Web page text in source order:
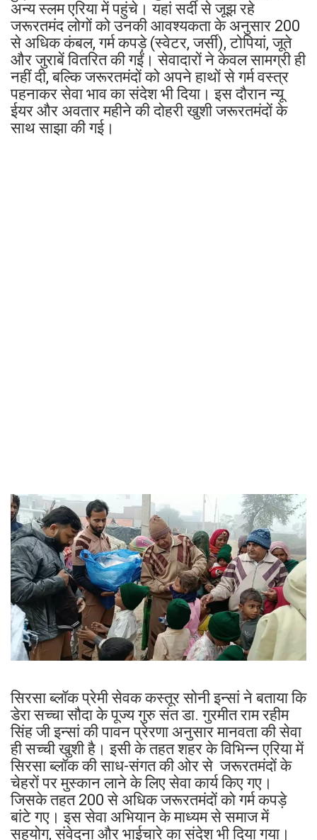
अन्य स्लम एरिया में पहुंचे। यहां सर्दी से जूझ रहे
जरूरतमंद लोगों को उनकी आवश्यकता के अनुसार 200
से अधिक कंबल, गर्म कपड़े (स्वेटर, जर्सी), टोपियां, जूते
और जुराबें वितरित की गईं। सेवादारों ने केवल सामग्री ही
नहीं दी, बल्कि जरूरतमंदों को अपने हाथों से गर्म वस्त्र
पहनाकर सेवा भाव का संदेश भी दिया। इस दौरान न्यू
ईयर और अवतार महीने की दोहरी खुशी जरूरतमंदों के
साथ साझा की गई।
सिरसा ब्लॉक प्रेमी सेवक कस्तूर सोनी इन्सां ने बताया कि
डेरा सच्चा सौदा के पूज्य गुरु संत डा. गुरमीत राम रहीम
सिंह जी इन्सां की पावन प्रेरणा अनुसार मानवता की सेवा
ही सच्ची खुशी है। इसी के तहत शहर के विभिन्न एरिया में
सिरसा ब्लॉक की साध-संगत की ओर से जरूरतमंदों के
चेहरों पर मुस्कान लाने के लिए सेवा कार्य किए गए।
जिसके तहत 200 से अधिक जरूरतमंदों को गर्म कपड़े
बांटे गए। इस सेवा अभियान के माध्यम से समाज में
सहयोग, संवेदना और भाईचारे का संदेश भी दिया गया।